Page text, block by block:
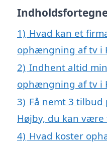
1) Hvad kan et
ophængning af tv i
2) Indhent altid
ophængning af tv i
3) Få nemt 3
Højby, du kan være
4) Hvad koster